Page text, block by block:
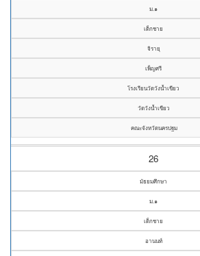
ม.๑
เด็กชาย
จิรายุ
เพ็ญศรี
โรงเรียนวัดวังน้ำเขียว
วัดวังน้ำเขียว
คณะจังหวัดนครปฐม
26
มัธยมศึกษา
ม.๑
เด็กชาย
อานนท์